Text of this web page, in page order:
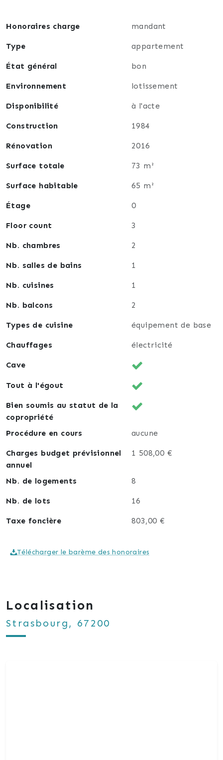
Honoraires charge mandant
Type appartement
État général bon
Environnement lotissement
Disponibilité à l'acte
Construction 1984
Rénovation 2016
Surface totale 73 m²
Surface habitable 65 m²
Étage 0
Floor count 3
Nb. chambres 2
Nb. salles de bains 1
Nb. cuisines 1
Nb. balcons 2
Types de cuisine équipement de base
Chauffages électricité
Cave
Tout à l'égout
Bien soumis au statut de la
copropriété
Procédure en cours
aucune
Charges budget prévisionnel
annuel
1 508,00 €
Nb. de logements 8
Nb. de lots 16
Taxe foncière 803,00 €
Télécharger le barème des honoraires
Localisation
Strasbourg, 67200